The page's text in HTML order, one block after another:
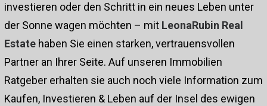
investieren oder den Schritt in ein neues Leben unter
der Sonne wagen möchten – mit LeonaRubin Real
Estate haben Sie einen starken, vertrauensvollen
Partner an Ihrer Seite. Auf unseren Immobilien
Ratgeber erhalten sie auch noch viele Information zum
Kaufen, Investieren & Leben auf der Insel des ewigen